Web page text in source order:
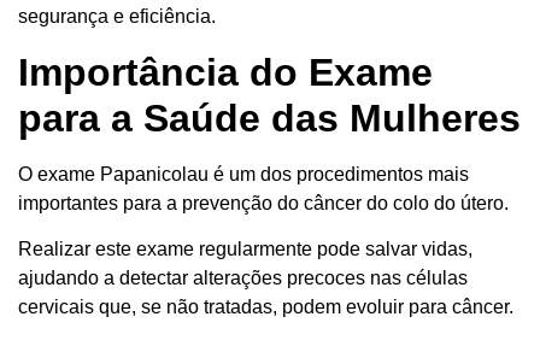
segurança e eficiência.
Importância do Exame
para a Saúde das Mulheres
O exame Papanicolau é um dos procedimentos mais
importantes para a prevenção do câncer do colo do útero.
Realizar este exame regularmente pode salvar vidas,
ajudando a detectar alterações precoces nas células
cervicais que, se não tratadas, podem evoluir para câncer.